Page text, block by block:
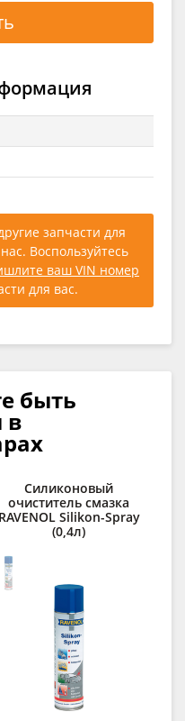
запчасти для
Воспользуйтесь
ваш VIN номер
для вас.
быть
в
Силиконовый
очиститель смазка
RAVENOL Silikon-Spray
(0,4л)